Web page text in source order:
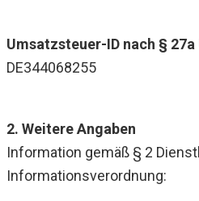
Umsatzsteuer-ID nach § 27a
DE344068255
2. Weitere Angaben
Information gemäß § 2
Informationsverordnung: